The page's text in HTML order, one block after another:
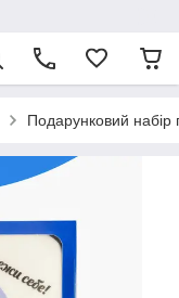
Подарунковий набір